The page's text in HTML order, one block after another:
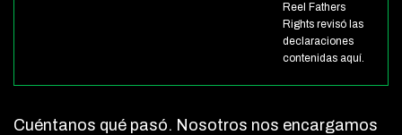
Reel Fathers
Rights revisó las
declaraciones
contenidas aquí.
Cuéntanos qué pasó. Nosotros nos encargamos